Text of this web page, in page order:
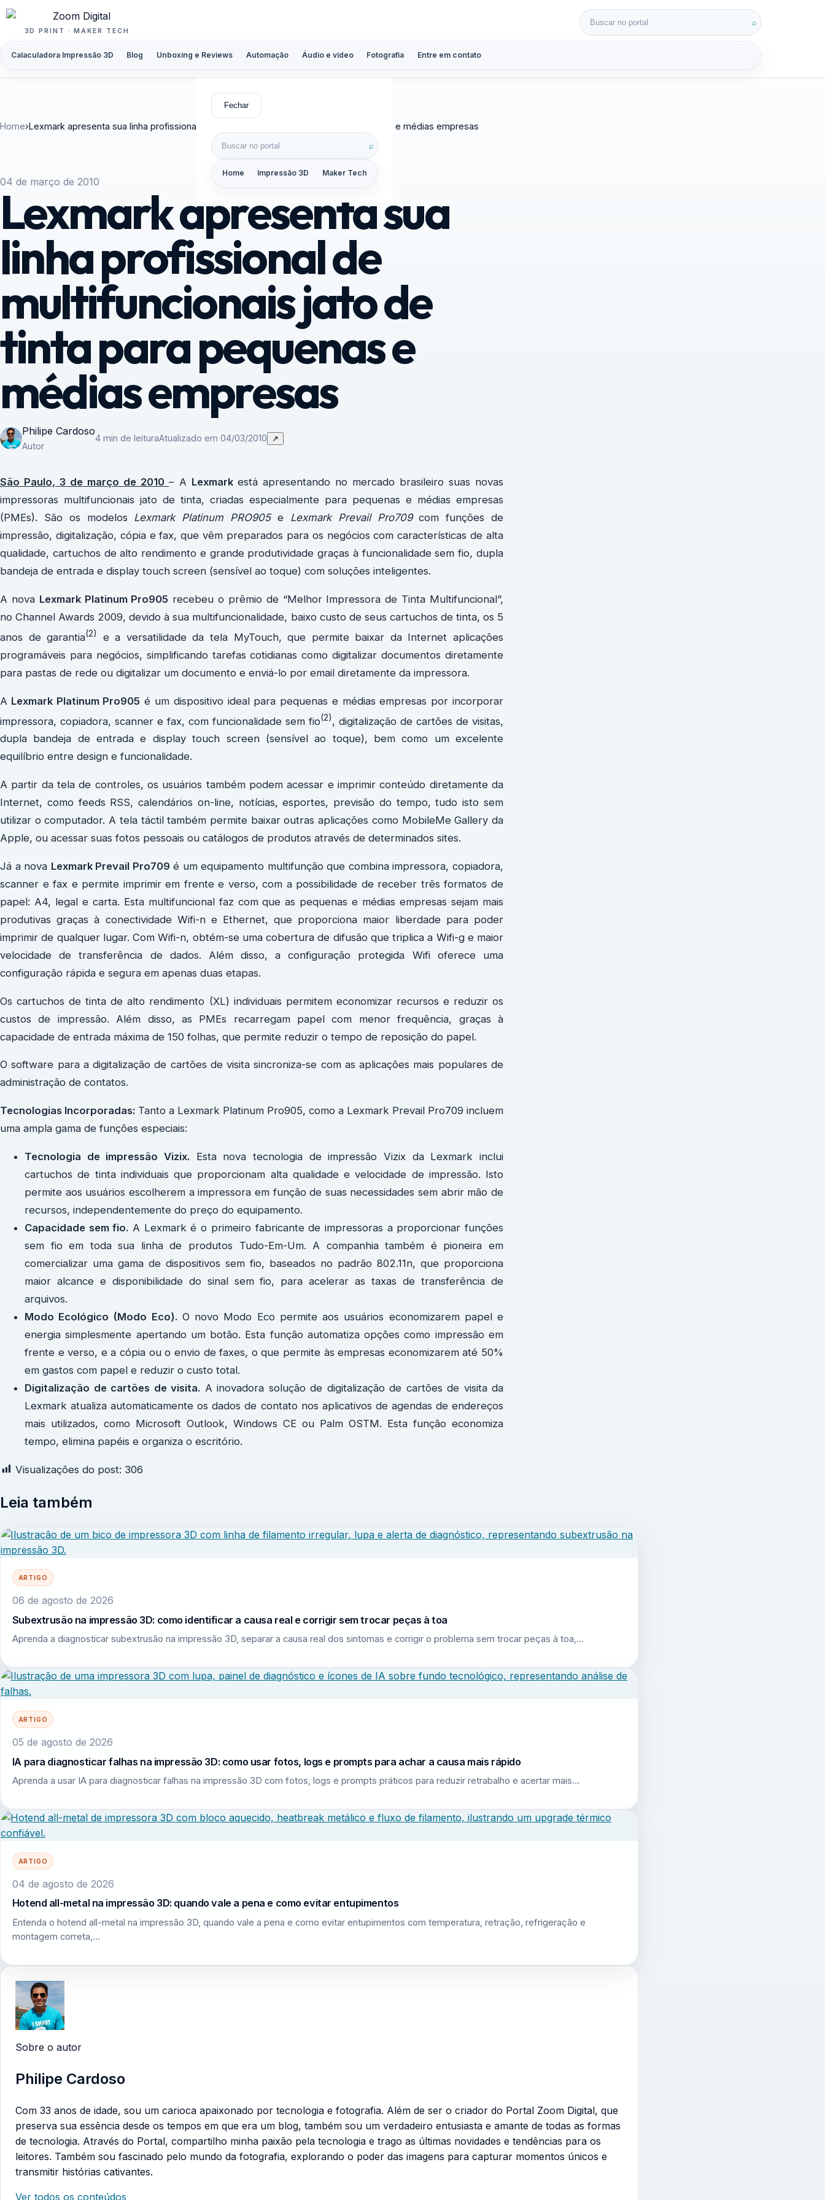
Pular para o conteúdo
3D PRINT · MAKER TECH
Calaculadora Impressão 3D Blog Unboxing e Reviews Automação Áudio e vídeo Fotografia Entre em contato
Buscar por: ⌕
Fechar
Buscar por: ⌕
Home Impressão 3D Maker Tech
Home›Lexmark apresenta sua linha profissional de multifuncionais jato de tinta para pequenas e médias empresas
04 de março de 2010
Lexmark apresenta sua
linha profissional de
multifuncionais jato de
tinta para pequenas e
médias empresas
Philipe Cardoso
Autor
4 min de leituraAtualizado em 04/03/2010 ↗
São Paulo, 3 de março de 2010– A Lexmark está apresentando no mercado brasileiro suas novas
impressoras multifuncionais jato de tinta, criadas especialmente para pequenas e médias empresas
(PMEs). São os modelos Lexmark Platinum PRO905e Lexmark Prevail Pro709com funções de
impressão, digitalização, cópia e fax, que vêm preparados para os negócios com características de alta
qualidade, cartuchos de alto rendimento e grande produtividade graças à funcionalidade sem fio, dupla
bandeja de entrada e display touch screen (sensível ao toque) com soluções inteligentes.
A nova Lexmark Platinum Pro905 recebeu o prêmio de “Melhor Impressora de Tinta Multifuncional”,
no Channel Awards 2009, devido à sua multifuncionalidade, baixo custo de seus cartuchos de tinta, os 5
anos de garantia(2)
e a versatilidade da tela MyTouch, que permite baixar da Internet aplicações
programáveis para negócios, simplificando tarefas cotidianas como digitalizar documentos diretamente
para pastas de rede ou digitalizar um documento e enviá-lo por email diretamente da impressora.
A Lexmark Platinum Pro905 é um dispositivo ideal para pequenas e médias empresas por incorporar
impressora, copiadora, scanner e fax, com funcionalidade sem fio(2), digitalização de cartões de visitas,
dupla bandeja de entrada e display touch screen (sensível ao toque), bem como um excelente
equilíbrio entre design e funcionalidade.
A partir da tela de controles, os usuários também podem acessar e imprimir conteúdo diretamente da
Internet, como feeds RSS, calendários on-line, notícias, esportes, previsão do tempo, tudo isto sem
utilizar o computador. A tela táctil também permite baixar outras aplicações como MobileMe Gallery da
Apple, ou acessar suas fotos pessoais ou catálogos de produtos através de determinados sites.
Já a nova Lexmark Prevail Pro709 é um equipamento multifunção que combina impressora, copiadora,
scanner e fax e permite imprimir em frente e verso, com a possibilidade de receber três formatos de
papel: A4, legal e carta. Esta multifuncional faz com que as pequenas e médias empresas sejam mais
produtivas graças à conectividade Wifi-n e Ethernet, que proporciona maior liberdade para poder
imprimir de qualquer lugar. Com Wifi-n, obtém-se uma cobertura de difusão que triplica a Wifi-g e maior
velocidade de transferência de dados. Além disso, a configuração protegida Wifi oferece uma
configuração rápida e segura em apenas duas etapas.
Os cartuchos de tinta de alto rendimento (XL) individuais permitem economizar recursos e reduzir os
custos de impressão. Além disso, as PMEs recarregam papel com menor frequência, graças à
capacidade de entrada máxima de 150 folhas, que permite reduzir o tempo de reposição do papel.
O software para a digitalização de cartões de visita sincroniza-se com as aplicações mais populares de
administração de contatos.
Tecnologias Incorporadas: Tanto a Lexmark Platinum Pro905, como a Lexmark Prevail Pro709 incluem
uma ampla gama de funções especiais:
Tecnologia de impressão Vizix. Esta nova tecnologia de impressão Vizix da Lexmark inclui
cartuchos de tinta individuais que proporcionam alta qualidade e velocidade de impressão. Isto
permite aos usuários escolherem a impressora em função de suas necessidades sem abrir mão de
recursos, independentemente do preço do equipamento.
Capacidade sem fio. A Lexmark é o primeiro fabricante de impressoras a proporcionar funções
sem fio em toda sua linha de produtos Tudo-Em-Um. A companhia também é pioneira em
comercializar uma gama de dispositivos sem fio, baseados no padrão 802.11n, que proporciona
maior alcance e disponibilidade do sinal sem fio, para acelerar as taxas de transferência de
arquivos.
Modo Ecológico (Modo Eco). O novo Modo Eco permite aos usuários economizarem papel e
energia simplesmente apertando um botão. Esta função automatiza opções como impressão em
frente e verso, e a cópia ou o envio de faxes, o que permite às empresas economizarem até 50%
em gastos com papel e reduzir o custo total.
Digitalização de cartões de visita. A inovadora solução de digitalização de cartões de visita da
Lexmark atualiza automaticamente os dados de contato nos aplicativos de agendas de endereços
mais utilizados, como Microsoft Outlook, Windows CE ou Palm OSTM. Esta função economiza
tempo, elimina papéis e organiza o escritório.
Visualizações do post: 306
Leia também
ARTIGO
06 de agosto de 2026
Subextrusão na impressão 3D: como identificar a causa real e corrigir sem trocar peças à toa
Aprenda a diagnosticar subextrusão na impressão 3D, separar a causa real dos sintomas e corrigir o problema sem trocar peças à toa,…
ARTIGO
05 de agosto de 2026
IA para diagnosticar falhas na impressão 3D: como usar fotos, logs e prompts para achar a causa mais rápido
Aprenda a usar IA para diagnosticar falhas na impressão 3D com fotos, logs e prompts práticos para reduzir retrabalho e acertar mais…
ARTIGO
04 de agosto de 2026
Hotend all-metal na impressão 3D: quando vale a pena e como evitar entupimentos
Entenda o hotend all-metal na impressão 3D, quando vale a pena e como evitar entupimentos com temperatura, retração, refrigeração e
montagem correta,…
Sobre o autor
Philipe Cardoso
Com 33 anos de idade, sou um carioca apaixonado por tecnologia e fotografia. Além de ser o criador do Portal Zoom Digital, que
preserva sua essência desde os tempos em que era um blog, também sou um verdadeiro entusiasta e amante de todas as formas
de tecnologia. Através do Portal, compartilho minha paixão pela tecnologia e trago as últimas novidades e tendências para os
leitores. Também sou fascinado pelo mundo da fotografia, explorando o poder das imagens para capturar momentos únicos e
transmitir histórias cativantes.
Ver todos os conteúdos